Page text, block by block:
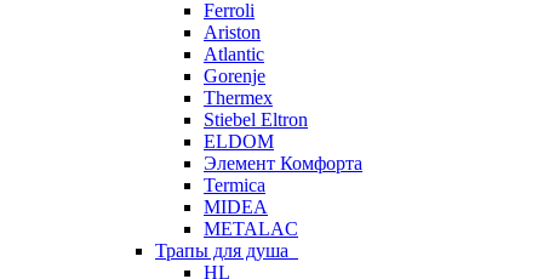
Ferroli
Ariston
Atlantic
Gorenje
Thermex
Stiebel Eltron
ELDOM
Элемент Комфорта
Termica
MIDEA
METALAC
Трапы для душа
HL